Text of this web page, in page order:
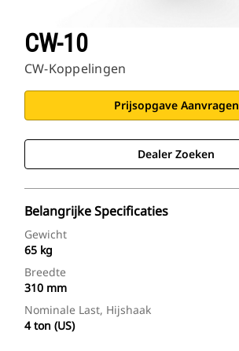
CW-10
CW-Koppelingen
Prijsopgave Aanvragen
Dealer Zoeken
Belangrijke Specificaties
Gewicht
65 kg
Breedte
310 mm
Nominale Last, Hijshaak
4 ton (US)